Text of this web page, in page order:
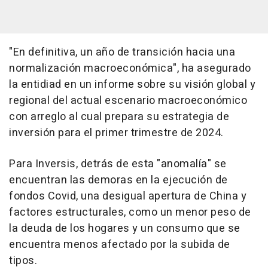
"En definitiva, un año de transición hacia una
normalización macroeconómica", ha asegurado
la entidiad en un informe sobre su visión global y
regional del actual escenario macroeconómico
con arreglo al cual prepara su estrategia de
inversión para el primer trimestre de 2024.
Para Inversis, detrás de esta "anomalía" se
encuentran las demoras en la ejecución de
fondos Covid, una desigual apertura de China y
factores estructurales, como un menor peso de
la deuda de los hogares y un consumo que se
encuentra menos afectado por la subida de
tipos.